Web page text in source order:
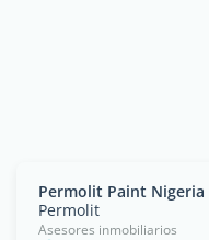
Permolit Paint Nigeria
Permolit
Asesores inmobiliarios